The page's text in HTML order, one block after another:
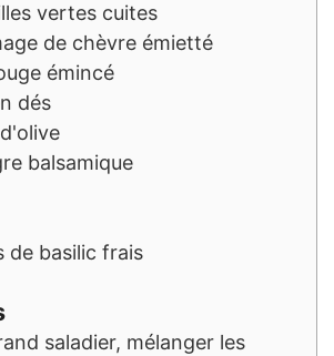
vertes cuites
de chèvre émietté
émincé
dés
balsamique
de basilic frais
saladier, mélanger les